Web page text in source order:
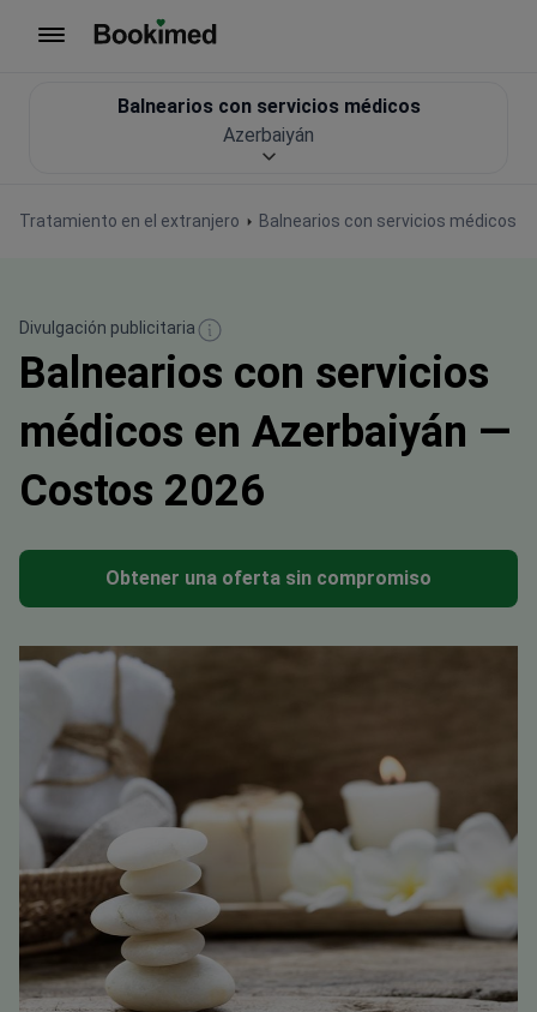
Tratamiento en el extranjero Balnearios con servicios médicos
Balnearios con servicios médicos
Azerbaiyán
Divulgación publicitaria
Balnearios con servicios
médicos en Azerbaiyán —
Costos 2026
Obtener una oferta sin compromiso